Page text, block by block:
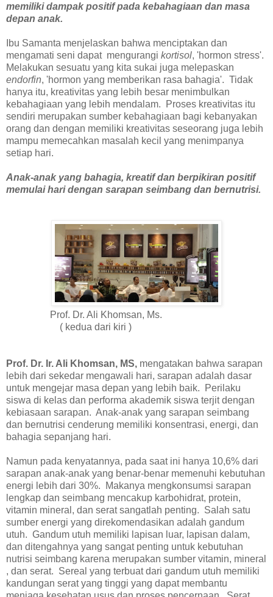
memiliki dampak positif pada kebahagiaan dan masa
depan anak.
Ibu Samanta menjelaskan bahwa menciptakan dan
mengamati seni dapat mengurangi kortisol, 'hormon stress'.
Melakukan sesuatu yang kita sukai juga melepaskan
endorfin, 'hormon yang memberikan rasa bahagia'. Tidak
hanya itu, kreativitas yang lebih besar menimbulkan
kebahagiaan yang lebih mendalam. Proses kreativitas itu
sendiri merupakan sumber kebahagiaan bagi kebanyakan
orang dan dengan memiliki kreativitas seseorang juga lebih
mampu memecahkan masalah kecil yang menimpanya
setiap hari.
Anak-anak yang bahagia, kreatif dan berpikiran positif
memulai hari dengan sarapan seimbang dan bernutrisi.
Prof. Dr. Ali Khomsan, Ms.
( kedua dari kiri )
Prof. Dr. Ir. Ali Khomsan, MS, mengatakan bahwa sarapan
lebih dari sekedar mengawali hari, sarapan adalah dasar
untuk mengejar masa depan yang lebih baik. Perilaku
siswa di kelas dan performa akademik siswa terjit dengan
kebiasaan sarapan. Anak-anak yang sarapan seimbang
dan bernutrisi cenderung memiliki konsentrasi, energi, dan
bahagia sepanjang hari.
Namun pada kenyatannya, pada saat ini hanya 10,6% dari
sarapan anak-anak yang benar-benar memenuhi kebutuhan
energi lebih dari 30%. Makanya mengkonsumsi sarapan
lengkap dan seimbang mencakup karbohidrat, protein,
vitamin mineral, dan serat sangatlah penting. Salah satu
sumber energi yang direkomendasikan adalah gandum
utuh. Gandum utuh memiliki lapisan luar, lapisan dalam,
dan ditengahnya yang sangat penting untuk kebutuhan
nutrisi seimbang karena merupakan sumber vitamin, mineral
, dan serat. Sereal yang terbuat dari gandum utuh memiliki
kandungan serat yang tinggi yang dapat membantu